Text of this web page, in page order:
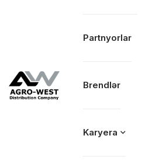
Partnyorlar
Brendlər
Karyera